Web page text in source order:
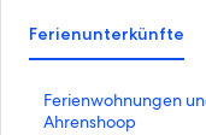
Ferienunterkünfte
Ferienwohnungen
Ahrenshoop
L
i